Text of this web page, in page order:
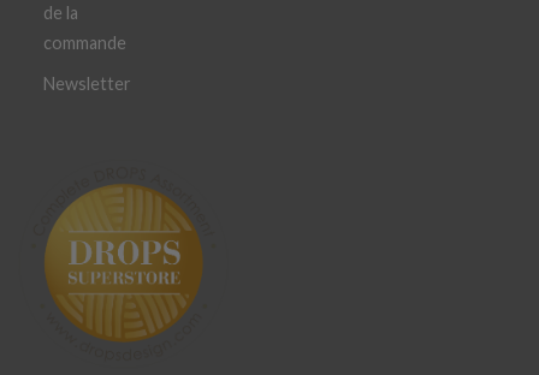
de la
commande
Newsletter